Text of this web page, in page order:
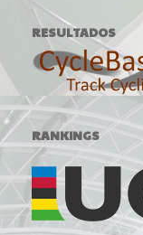
RESULTADOS
RANKINGS